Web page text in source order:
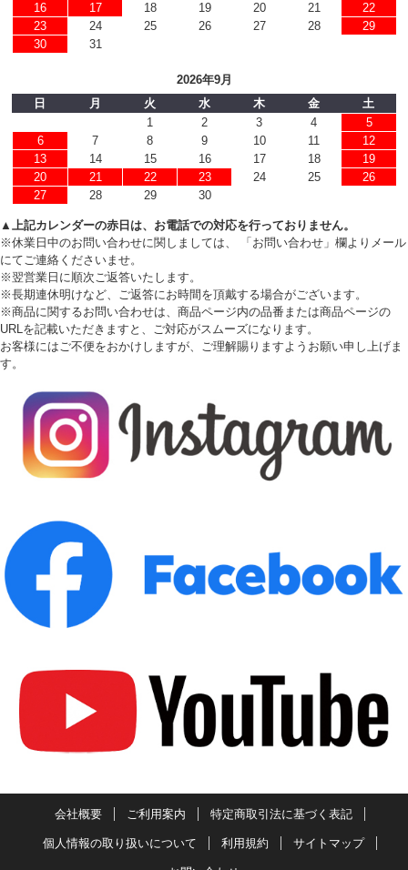
16
17 18 19 20 21
22
23
24 25 26 27 28
29
30
31
2026年9月
日
月 火 水 木 金
土
1
2 3 4
5
6
7 8 9 10 11
12
13
14 15 16 17 18
19
20
21 22 23 24 25
26
27
28 29 30
▲上記カレンダーの赤日は、お電話での対応を行っておりません。
※休業日中のお問い合わせに関しましては、 「お問い合わせ」欄よりメール
にてご連絡くださいませ。
※翌営業日に順次ご返答いたします。
※長期連休明けなど、ご返答にお時間を頂戴する場合がございます。
※商品に関するお問い合わせは、商品ページ内の品番または商品ページの
URLを記載いただきますと、ご対応がスムーズになります。
お客様にはご不便をおかけしますが、ご理解賜りますようお願い申し上げま
す。
会社概要 ご利用案内 特定商取引法に基づく表記
個人情報の取り扱いについて 利用規約 サイトマップ